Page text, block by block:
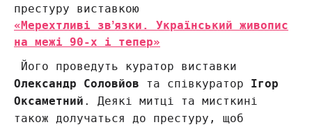
престуру виставкою
«Мерехтливі звʼязки. Український живопис
на межі 90-х і тепер»
Його проведуть куратор виставки
Олександр Соловйов та співкуратор Ігор
Оксаметний. Деякі митці та мисткині
також долучаться до престуру, щоб